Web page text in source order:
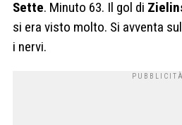
Sette. Minuto 63. Il gol di
si era visto molto. Si avventa
i nervi.